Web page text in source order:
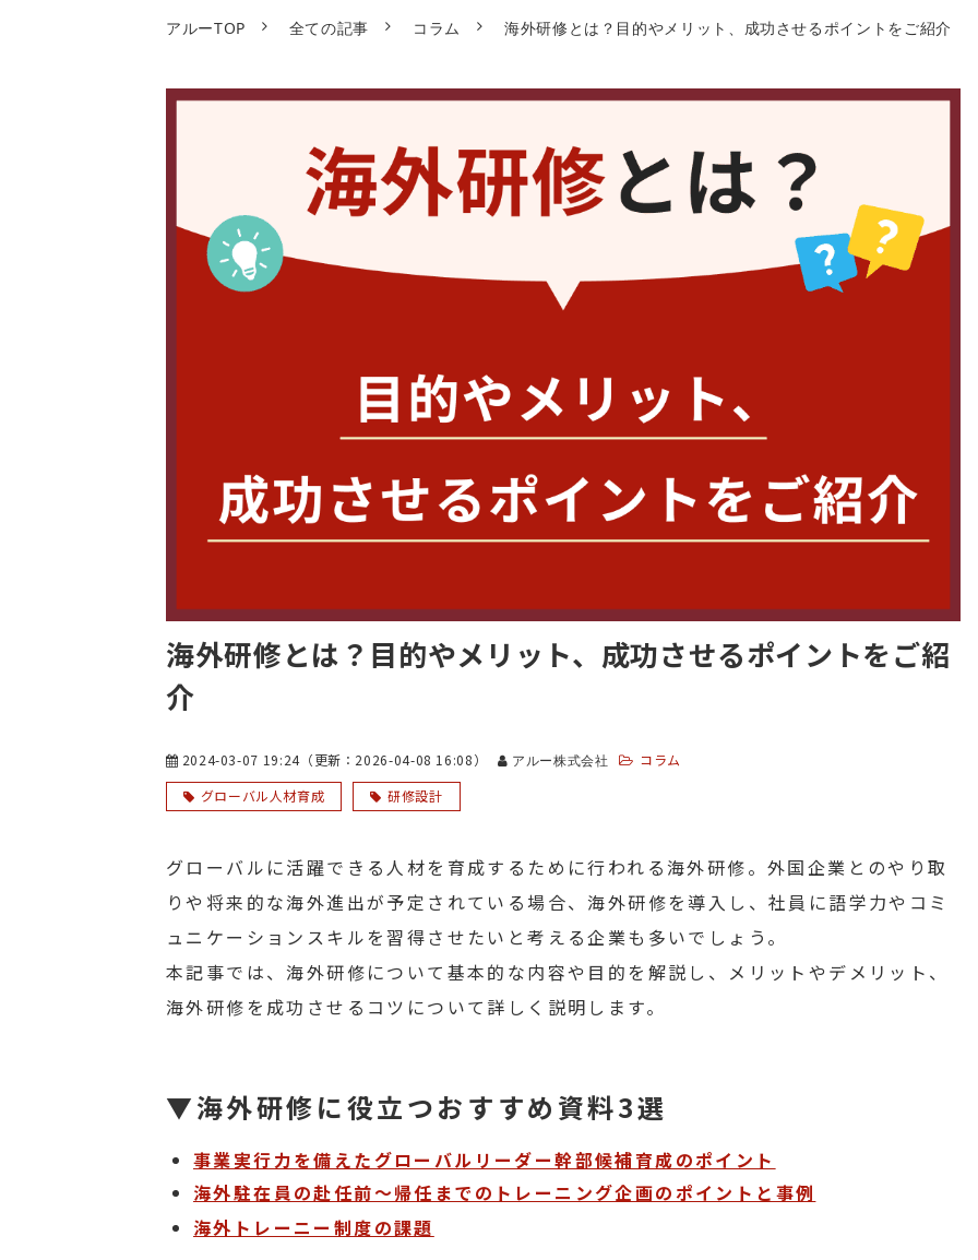
アルーTOP 全ての記事 コラム 海外研修とは？目的やメリット、成功させるポイントをご紹介
海外研修とは？目的やメリット、成功させるポイントをご紹
介
2024-03-07 19:24（更新： 2026-04-08 16:08） アルー株式会社
コラム
グローバル人材育成
研修設計
グローバルに活躍できる人材を育成するために行われる海外研修。外国企業とのやり取
りや将来的な海外進出が予定されている場合、海外研修を導入し、社員に語学力やコミ
ュニケーションスキルを習得させたいと考える企業も多いでしょう。
本記事では、海外研修について基本的な内容や目的を解説し、メリットやデメリット、
海外研修を成功させるコツについて詳しく説明します。
▼海外研修に役立つおすすめ資料3選
事業実行力を備えたグローバルリーダー幹部候補育成のポイント
海外駐在員の赴任前～帰任までのトレーニング企画のポイントと事例
海外トレーニー制度の課題